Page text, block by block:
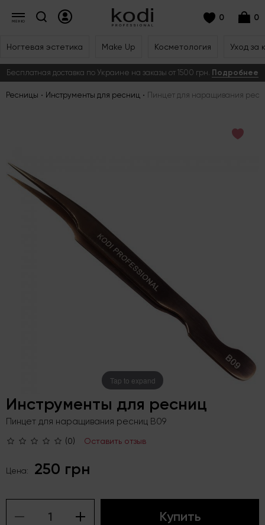
0 0
Ногтевая эстетика Make Up Косметология Уход за
Бесплатная доставка по Украине на заказы от 1500 грн. Подробнее
Ресницы Инструменты для ресниц Пинцет для наращивания
Tap to expand
Инструменты для ресниц
Пинцет для наращивания ресниц B09
(0) Оставить отзыв
Цена: 250 грн
Купить